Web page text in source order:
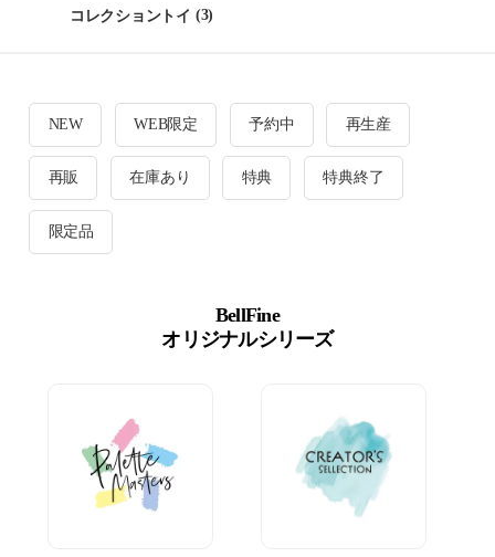
コレクショントイ (3)
NEW WEB限定 予約中 再生産
再販 在庫あり 特典 特典終了
限定品
BellFine
オリジナルシリーズ